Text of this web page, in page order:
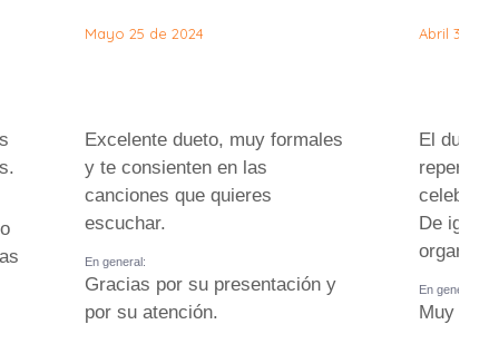
Mayo 25 de 2024
Excelente dueto, muy formales
y te consienten en las
canciones que quieres
escuchar.
En general:
Gracias por su presentación y
por su atención.
Abril 30 de
El dueto
De igual
organizó
En general:
Muy